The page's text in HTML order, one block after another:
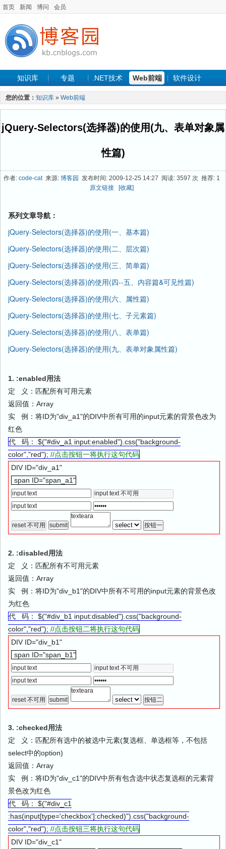
首页 新闻 博问 会员
知识库 专题 .NET技术 Web前端 软件设计
手机开发 软件工程
最新文章
您的位置： 知识库 » Web前端
jQuery-Selectors(选择器)的使用(九、表单对象属
性篇)
作者: code-cat来源: 博客园 发布时间: 2009-12-25 14:27 阅读: 3597 次 推荐: 1
原文链接
[收藏]
系列文章导航：
jQuery-Selectors(选择器)的使用(一、基本篇)
jQuery-Selectors(选择器)的使用(二、层次篇)
jQuery-Selectors(选择器)的使用(三、简单篇)
jQuery-Selectors(选择器)的使用(四--五、内容篇&可见性篇)
jQuery-Selectors(选择器)的使用(六、属性篇)
jQuery-Selectors(选择器)的使用(七、子元素篇)
jQuery-Selectors(选择器)的使用(八、表单篇)
jQuery-Selectors(选择器)的使用(九、表单对象属性篇)
1. :enabled用法
定 义：匹配所有可用元素
返回值：Array
实 例：将ID为"div_a1"的DIV中所有可用的input元素的背景色改为
红色
代 码： $("#div_a1 input:enabled").css("background-
color","red"); //点击按钮一将执行这句代码
DIV ID="div_a1"
span ID="span_a1"
2. :disabled用法
定 义：匹配所有不可用元素
返回值：Array
实 例：将ID为"div_b1"的DIV中所有不可用的input元素的背景色改
为红色
代 码： $("#div_b1 input:disabled").css("background-
color","red"); //点击按钮二将执行这句代码
DIV ID="div_b1"
span ID="span_b1"
3. :checked用法
定 义：匹配所有选中的被选中元素(复选框、单选框等，不包括
select中的option)
返回值：Array
实 例：将ID为"div_c1"的DIV中所有包含选中状态复选框的元素背
景色改为红色
代 码： $("#div_c1
:has(input[type='checkbox']:checked)").css("background-
color","red"); //点击按钮三将执行这句代码
DIV ID="div_c1"